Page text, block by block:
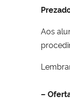
Aos
–